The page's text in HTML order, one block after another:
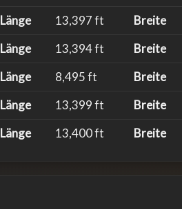
Länge 13,397 ft Breite
Länge 13,394 ft Breite
Länge 8,495 ft Breite
Länge 13,399 ft Breite
Länge 13,400 ft Breite